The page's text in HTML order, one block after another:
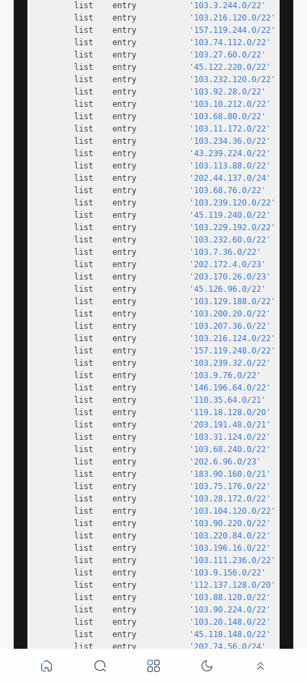
        list    entry
'103.3.244.0/22'
        list    entry
'103.216.120.0/22'
        list    entry
'157.119.244.0/22'
        list    entry
'103.74.112.0/22'
        list    entry
'103.27.60.0/22'
        list    entry
'45.122.220.0/22'
        list    entry
'103.232.120.0/22'
        list    entry
'103.92.28.0/22'
        list    entry
'103.10.212.0/22'
        list    entry
'103.68.80.0/22'
        list    entry
'103.11.172.0/22'
        list    entry
'103.234.36.0/22'
        list    entry
'43.239.224.0/22'
        list    entry
'103.113.88.0/22'
        list    entry
'202.44.137.0/24'
        list    entry
'103.68.76.0/22'
        list    entry
'103.239.120.0/22'
        list    entry
'45.119.240.0/22'
        list    entry
'103.229.192.0/22'
        list    entry
'103.232.60.0/22'
        list    entry
'103.7.36.0/22'
        list    entry
'202.172.4.0/23'
        list    entry
'203.170.26.0/23'
        list    entry
'45.126.96.0/22'
        list    entry
'103.129.188.0/22'
        list    entry
'103.200.20.0/22'
        list    entry
'103.207.36.0/22'
        list    entry
'103.216.124.0/22'
        list    entry
'157.119.248.0/22'
        list    entry
'103.239.32.0/22'
        list    entry
'103.9.76.0/22'
        list    entry
'146.196.64.0/22'
        list    entry
'110.35.64.0/21'
        list    entry
'119.18.128.0/20'
        list    entry
'203.191.48.0/21'
        list    entry
'103.31.124.0/22'
        list    entry
'103.68.240.0/22'
        list    entry
'202.6.96.0/23'
        list    entry
'183.90.160.0/21'
        list    entry
'103.75.176.0/22'
        list    entry
'103.28.172.0/22'
        list    entry
'103.104.120.0/22'
        list    entry
'103.90.220.0/22'
        list    entry
'103.220.84.0/22'
        list    entry
'103.196.16.0/22'
        list    entry
'103.111.236.0/22'
        list    entry
'103.9.156.0/22'
        list    entry
'112.137.128.0/20'
        list    entry
'103.88.120.0/22'
        list    entry
'103.90.224.0/22'
        list    entry
'103.20.148.0/22'
        list    entry
'45.118.148.0/22'
        list    entry
'202.74.56.0/24'
        list    entry
'103.110.84.0/22'
        list    entry
'103.254.40.0/22'